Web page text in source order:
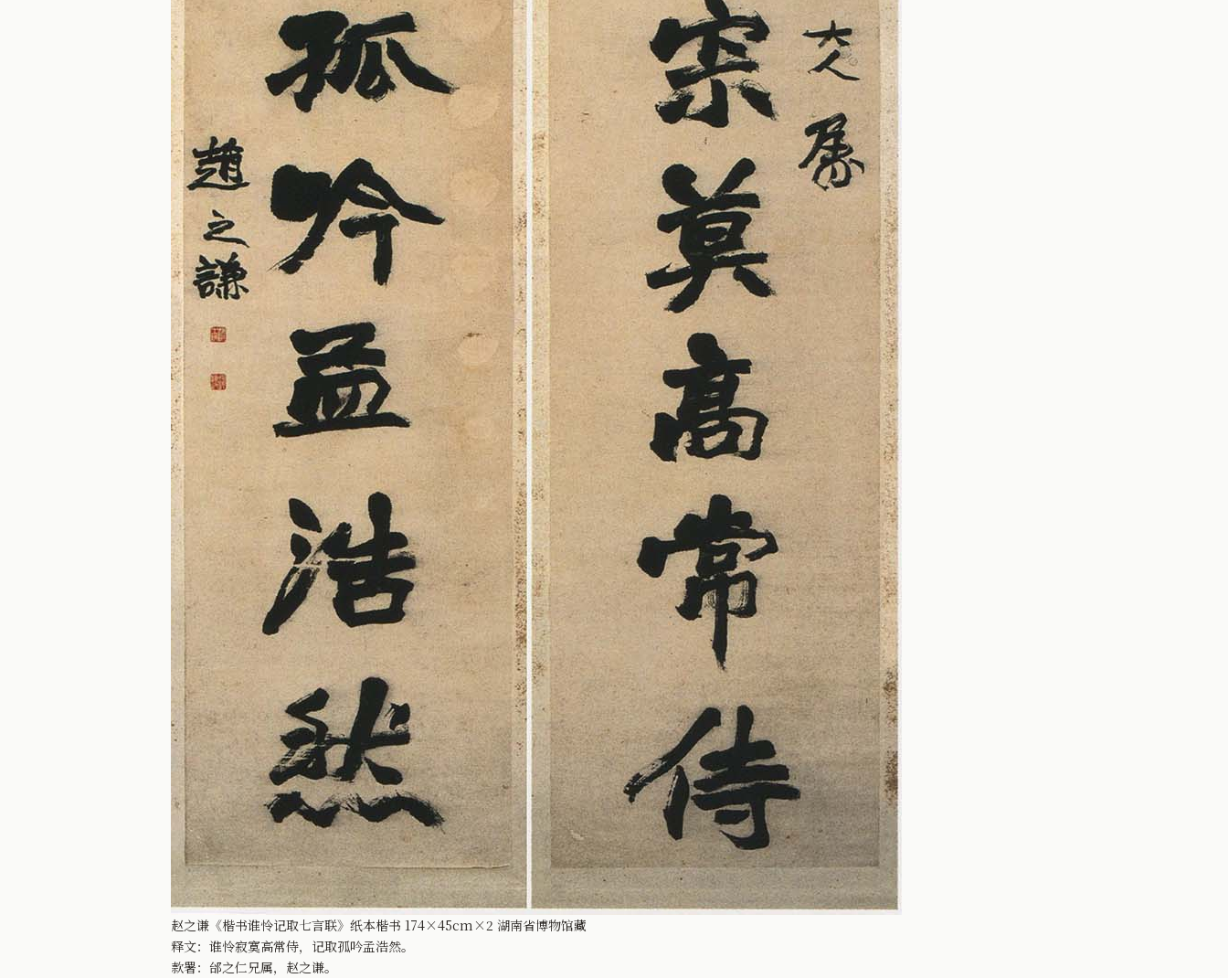
赵之谦《楷书谁怜记取七言联》纸本楷书 174×45cm×2 湖南省博物馆藏
释文：谁怜寂寞高常侍，记取孤吟孟浩然。
款署：邰之仁兄属，赵之谦。